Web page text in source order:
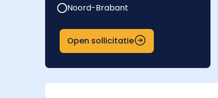
Noord-Brabant
Open sollicitatie